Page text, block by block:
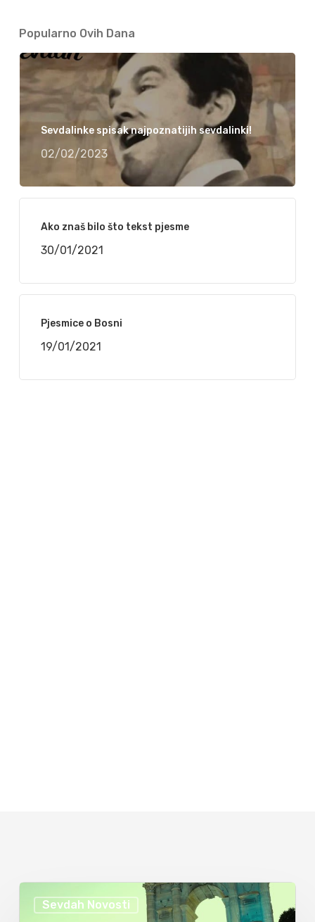
Popularno Ovih Dana
Sevdalinke spisak najpoznatijih sevdalinki!
02/02/2023
Ako znaš bilo što tekst pjesme
30/01/2021
Pjesmice o Bosni
19/01/2021
Sevdah Novosti